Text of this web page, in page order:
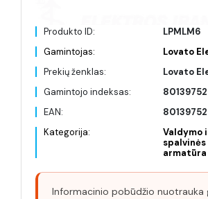
Produkto ID:
LPMLM6
Gamintojas:
Lovato
Prekių ženklas:
Lovato
Gamintojo indeksas:
EAN:
Kategorija:
Valdymo
armatūra
Informacinio pobūdžio nuotrauka